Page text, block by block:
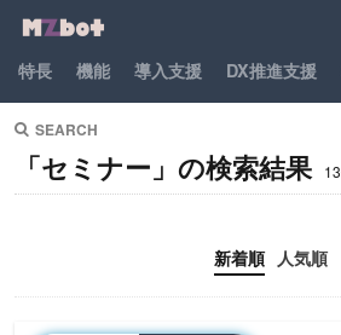
特長 機能 導入支援 DX推進支援
SEARCH
「セミナー」の検索結果
新着順 人気順